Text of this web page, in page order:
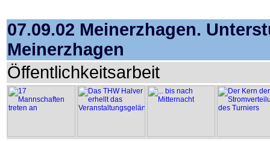
07.09.02 Meinerzhagen.
Meinerzhagen
Öffentlichkeitsarbeit